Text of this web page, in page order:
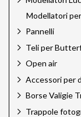
Meking
Multiblitz
Novoflex
Novoflex Pro
Quantum
Rodenstock
Rodenstock
Modellatori
Pannelli
Teli per
Open air
Accessori per
Borse Valigie
Trappole